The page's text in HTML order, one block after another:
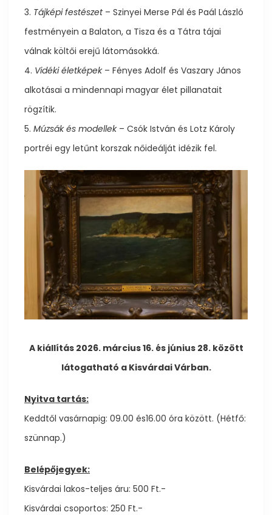
3. Tájképi festészet– Szinyei Merse Pál és Paál László
festményein a Balaton, a Tisza és a Tátra tájai
válnak költői erejű látomásokká.
4. Vidéki életképek– Fényes Adolf és Vaszary János
alkotásai a mindennapi magyar élet pillanatait
rögzítik.
5. Múzsák és modellek– Csók István és Lotz Károly
portréi egy letűnt korszak nőideálját idézik fel.
A kiállítás 2026. március 16. és június 28. között
látogatható a Kisvárdai Várban.
Nyitva tartás:
Keddtől vasárnapig: 09.00 és16.00 óra között. (Hétfő:
szünnap.)
Belépőjegyek:
Kisvárdai lakos-teljes áru: 500 Ft.-
Kisvárdai csoportos: 250 Ft.-